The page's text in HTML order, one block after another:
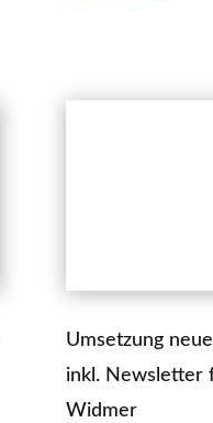
Umsetzung
inkl. Newsletter
Widmer